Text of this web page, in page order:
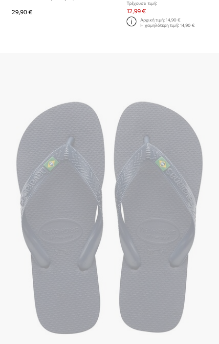
29,90 €
Τρέχουσα τιμή:
12,99 €
Αρχική τιμή: 14,90 €
Η χαμηλότερη τιμή: 14,90 €